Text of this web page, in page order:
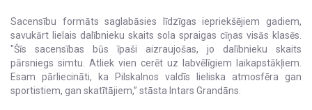
Sacensību formāts saglabāsies līdzīgas iepriekšējiem gadiem,
savukārt lielais dalībnieku skaits sola spraigas cīņas visās klasēs.
"Šīs sacensības būs īpaši aizraujošas, jo dalībnieku skaits
pārsniegs simtu. Atliek vien cerēt uz labvēlīgiem laikapstākļiem.
Esam pārliecināti, ka Pilskalnos valdīs lieliska atmosfēra gan
sportistiem, gan skatītājiem,” stāsta Intars Grandāns.